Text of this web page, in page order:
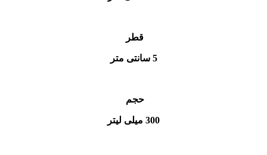
قطر
5 سانتی متر
حجم
300 میلی لیتر